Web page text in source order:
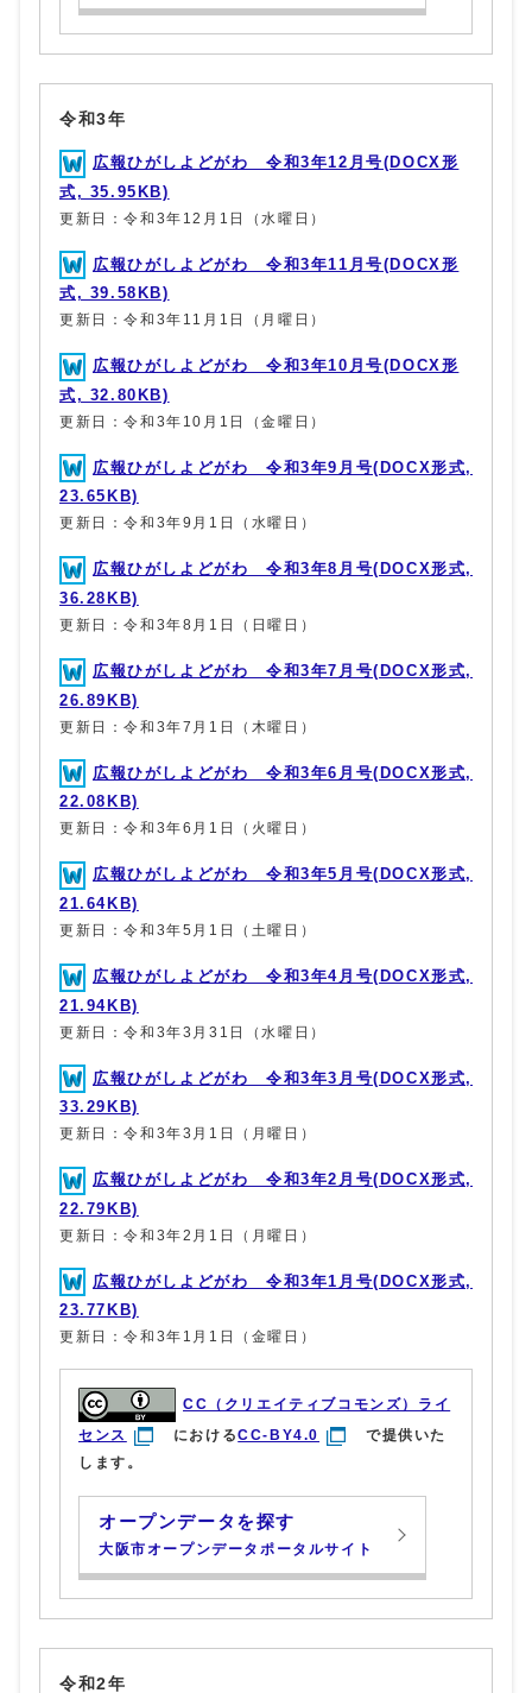
令和3年
広報ひがしよどがわ 令和3年12月号(DOCX形
式, 35.95KB)
更新日：令和3年12月1日（水曜日）
広報ひがしよどがわ 令和3年11月号(DOCX形
式, 39.58KB)
更新日：令和3年11月1日（月曜日）
広報ひがしよどがわ 令和3年10月号(DOCX形
式, 32.80KB)
更新日：令和3年10月1日（金曜日）
広報ひがしよどがわ 令和3年9月号(DOCX形式,
23.65KB)
更新日：令和3年9月1日（水曜日）
広報ひがしよどがわ 令和3年8月号(DOCX形式,
36.28KB)
更新日：令和3年8月1日（日曜日）
広報ひがしよどがわ 令和3年7月号(DOCX形式,
26.89KB)
更新日：令和3年7月1日（木曜日）
広報ひがしよどがわ 令和3年6月号(DOCX形式,
22.08KB)
更新日：令和3年6月1日（火曜日）
広報ひがしよどがわ 令和3年5月号(DOCX形式,
21.64KB)
更新日：令和3年5月1日（土曜日）
広報ひがしよどがわ 令和3年4月号(DOCX形式,
21.94KB)
更新日：令和3年3月31日（水曜日）
広報ひがしよどがわ 令和3年3月号(DOCX形式,
33.29KB)
更新日：令和3年3月1日（月曜日）
広報ひがしよどがわ 令和3年2月号(DOCX形式,
22.79KB)
更新日：令和3年2月1日（月曜日）
広報ひがしよどがわ 令和3年1月号(DOCX形式,
23.77KB)
更新日：令和3年1月1日（金曜日）
CC（クリエイティブコモンズ）ライ
センス
におけるCC-BY4.0
で提供いた
します。
オープンデータを探す
大阪市オープンデータポータルサイト
令和2年